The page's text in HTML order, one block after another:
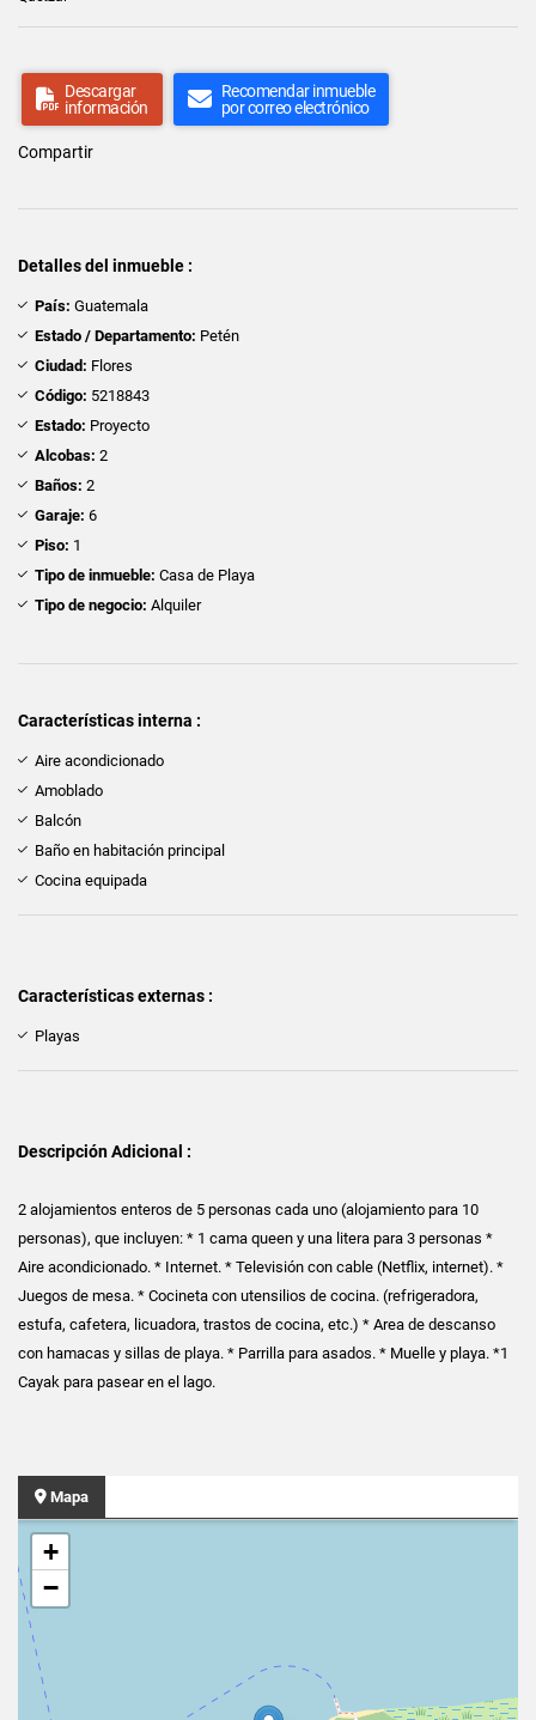
Descargar
información
Recomendar inmueble
por correo electrónico
Compartir
Detalles del inmueble :
País: Guatemala
Estado / Departamento: Petén
Ciudad: Flores
Código: 5218843
Estado: Proyecto
Alcobas: 2
Baños: 2
Garaje: 6
Piso: 1
Tipo de inmueble: Casa de Playa
Tipo de negocio: Alquiler
Características interna :
Aire acondicionado
Amoblado
Balcón
Baño en habitación principal
Cocina equipada
Características externas :
Playas
Descripción Adicional :
2 alojamientos enteros de 5 personas cada uno (alojamiento para 10
personas), que incluyen: * 1 cama queen y una litera para 3 personas *
Aire acondicionado. * Internet. * Televisión con cable (Netflix, internet). *
Juegos de mesa. * Cocineta con utensilios de cocina. (refrigeradora,
estufa, cafetera, licuadora, trastos de cocina, etc.) * Area de descanso
con hamacas y sillas de playa. * Parrilla para asados. * Muelle y playa. *1
Cayak para pasear en el lago.
Mapa
+
−